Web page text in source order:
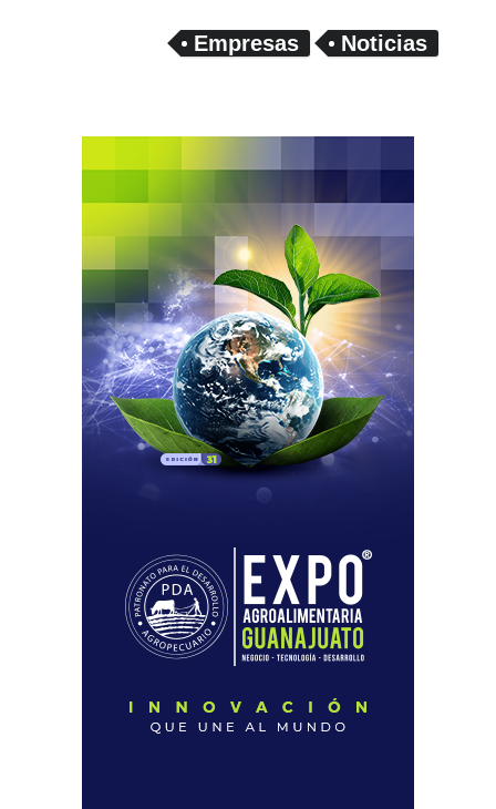
Empresas Noticias